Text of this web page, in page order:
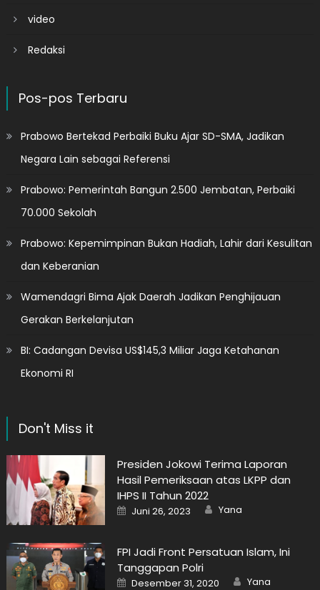
video
Redaksi
Pos-pos Terbaru
Prabowo Bertekad Perbaiki Buku Ajar SD-SMA, Jadikan
Negara Lain sebagai Referensi
Prabowo: Pemerintah Bangun 2.500 Jembatan, Perbaiki
70.000 Sekolah
Prabowo: Kepemimpinan Bukan Hadiah, Lahir dari Kesulitan
dan Keberanian
Wamendagri Bima Ajak Daerah Jadikan Penghijauan
Gerakan Berkelanjutan
BI: Cadangan Devisa US$145,3 Miliar Jaga Ketahanan
Ekonomi RI
Don't Miss it
Presiden Jokowi Terima Laporan
Hasil Pemeriksaan atas LKPP dan
IHPS II Tahun 2022
Posted
on
Juni 26, 2023 Author
Yana
FPI Jadi Front Persatuan Islam, Ini
Tanggapan Polri
Posted
Desember 31, 2020 Author
Yana